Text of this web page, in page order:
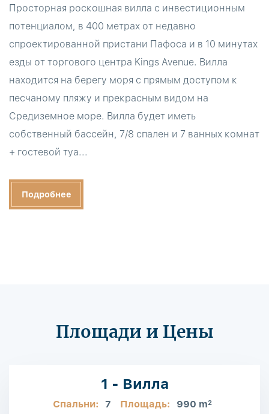
Просторная роскошная вилла с инвестиционным
потенциалом, в 400 метрах от недавно
спроектированной пристани Пафоса и в 10 минутах
езды от торгового центра Kings Avenue. Вилла
находится на берегу моря с прямым доступом к
песчаному пляжу и прекрасным видом на
Средиземное море. Вилла будет иметь
собственный бассейн, 7/8 спален и 7 ванных комнат
+ гостевой туа...
Подробнее
Площади и Цены
1 - Вилла
Спальни: 7 Площадь: 990 m2